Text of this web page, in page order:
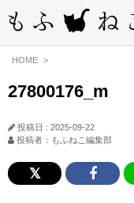
HOME
27800176_m
投稿日 : 2025-09-22
投稿者：もふねこ編集部